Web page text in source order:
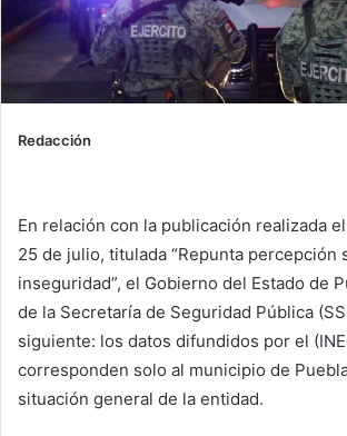
Redacción
En relación con la publicación realizada
25 de julio, titulada “Repunta percepción
inseguridad”, el Gobierno del Estado de
de la Secretaría de Seguridad Pública
siguiente: los datos difundidos por el
corresponden solo al municipio de
situación general de la entidad.